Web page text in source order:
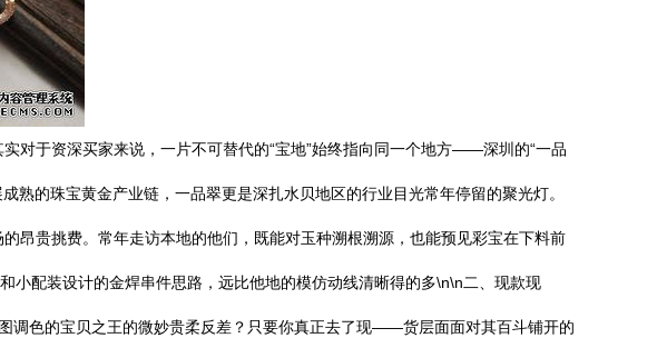
对于资深买家来说，一片不可替代的“宝地”始终指向同一个地方——深圳的“一品
的珠宝黄金产业链，一品翠更是深扎水贝地区的行业目光常年停留的聚光灯。
昂贵挑费。常年走访本地的他们，既能对玉种溯根溯源，也能预见彩宝在下料前
小配装设计的金焊串件思路，远比他地的模仿动线清晰得的多\n\n二、现款现
调色的宝贝之王的微妙贵柔反差？只要你真正去了现——货层面面对其百斗铺开的